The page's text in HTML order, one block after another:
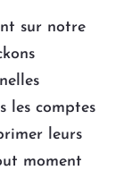
sur notre
les comptes
leurs
moment